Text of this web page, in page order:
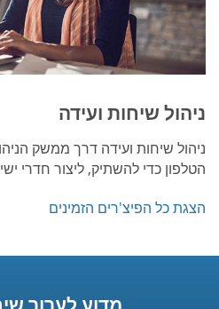
ניהול שיחות ועידה
ניהול שיחות ועידה דרך ממשק
הטלפון כדי להשתיק, ליצור חדרי
הצגת כל הפיצ'רים הזמינים